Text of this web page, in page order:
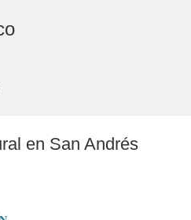
en San Andrés